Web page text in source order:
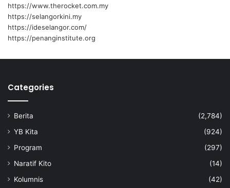
https://www.therocket.com.my
https://selangorkini.my
https://ideselangor.com/
https://penanginstitute.org
Categories
Berita
(2,784)
YB Kita
(924)
Program
(297)
Naratif Kito
(14)
Kolumnis
(42)